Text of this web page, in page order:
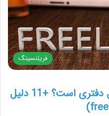
فریلنسینگ
چرا فریلنسینگ بهتر از شغل دفتری است؟ +11 دلیل